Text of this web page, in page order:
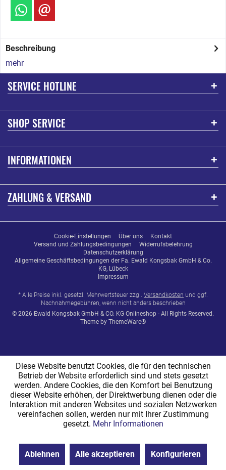
Beschreibung
mehr
SERVICE HOTLINE
SHOP SERVICE
INFORMATIONEN
ZAHLUNG & VERSAND
Cookie-Einstellungen Über uns
Kontakt
Versand und Zahlungsbedingungen
Widerrufsbelehrung
Datenschutzerklärung
Allgemeine Geschäftsbedingungen der Fa. Ewald Kongsbak GmbH & Co.
KG, Lübeck
Impressum
* Alle Preise inkl. gesetzl. Mehrwertsteuer zzgl. Versandkosten und ggf.
Nachnahmegebühren, wenn nicht anders beschrieben
© 2026 Ewald Kongsbak GmbH & CO. KG Onlineshop - All Rights Reserved.
Theme by ThemeWare®
Diese Website benutzt Cookies, die für den technischen
Betrieb der Website erforderlich sind und stets gesetzt
werden. Andere Cookies, die den Komfort bei Benutzung
dieser Website erhöhen, der Direktwerbung dienen oder die
Interaktion mit anderen Websites und sozialen Netzwerken
vereinfachen sollen, werden nur mit Ihrer Zustimmung
gesetzt. Mehr Informationen
Ablehnen Alle akzeptieren Konfigurieren